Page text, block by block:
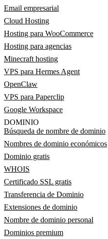
Email empresarial
Cloud Hosting
Hosting para WooCommerce
Hosting para agencias
Minecraft hosting
VPS para Hermes Agent
OpenClaw
VPS para Paperclip
Google Workspace
DOMINIO
Búsqueda de nombre de dominio
Nombres de dominio económicos
Dominio gratis
WHOIS
Certificado SSL gratis
Transferencia de Dominio
Extensiones de dominio
Nombre de dominio personal
Dominios premium